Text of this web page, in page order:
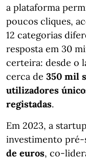
a plataforma
poucos cliques,
12 categorias
resposta em 30
certeira: desde o
cerca de 350 mil
utilizadores
registadas.
Em 2023, a
investimento pré-
de euros, co-